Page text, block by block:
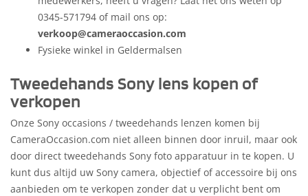
0345-571794 of mail ons op:
verkoop@cameraoccasion.com
Fysieke winkel in Geldermalsen
Tweedehands Sony lens kopen of
verkopen
Onze Sony occasions / tweedehands lenzen komen bij
CameraOccasion.com niet alleen binnen door inruil, maar ook
door direct tweedehands Sony foto apparatuur in te kopen. U
kunt dus altijd uw Sony camera, objectief of accessoire bij ons
aanbieden om te verkopen zonder dat u verplicht bent om